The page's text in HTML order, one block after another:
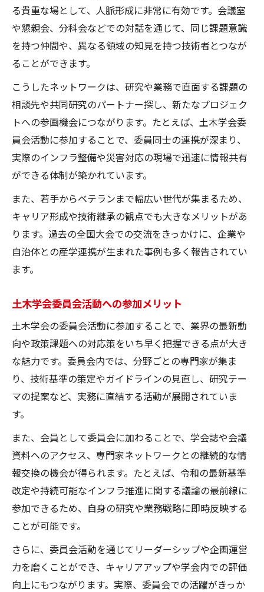
る貴重な場として、人脈形成に非常に有効です。会議室
や懇親会、分科会などでの対話を通じて、同じ課題意識
を持つ仲間や、異なる領域の知見を持つ技術者とつなが
ることができます。
こうしたネットワークは、研究や業務で直面する課題の
相談先や共同研究のパートナー探し、新たなプロジェク
トへの参画機会につながります。たとえば、土木学会委
員会活動に参加することで、委員同士の連携が深まり、
実際のインフラ整備や災害対応の現場で迅速に情報共有
ができる体制が築かれています。
また、若手からベテランまで幅広い世代が集まるため、
キャリア形成や技術継承の観点でも大きなメリットがあ
ります。過去の全国大会での交流をきっかけに、企業や
自治体との産学連携が生まれた事例も多く報告されてい
ます。
土木学会委員会活動への参加メリット
土木学会の委員会活動に参加することで、業界の最新動
向や政策課題への対応策をいち早く把握できる点が大き
な魅力です。委員会内では、分野ごとの専門家が集ま
り、技術基準の策定やガイドラインの見直し、研究テー
マの提案など、実務に直結する活動が展開されていま
す。
また、会員として委員会に加わることで、学会誌や会議
資料へのアクセス、専門家ネットワークとの継続的な情
報交換の機会が得られます。たとえば、令和の最新基準
改定や持続可能なインフラ推進に関する議論の最前線に
参加できるため、自身の研究や業務戦略に即時反映する
ことが可能です。
さらに、委員会活動を通じてリーダーシップや企画運営
力を磨くことができ、キャリアアップや学会内での評価
向上にもつながります。実際、委員会での活躍がきっか